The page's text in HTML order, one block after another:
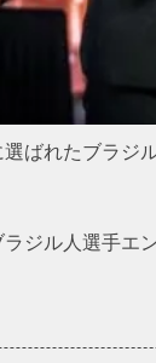
ばれたブラジ
ジル人選手エ